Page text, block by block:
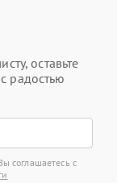
оставьте
радостью
соглашаетесь с